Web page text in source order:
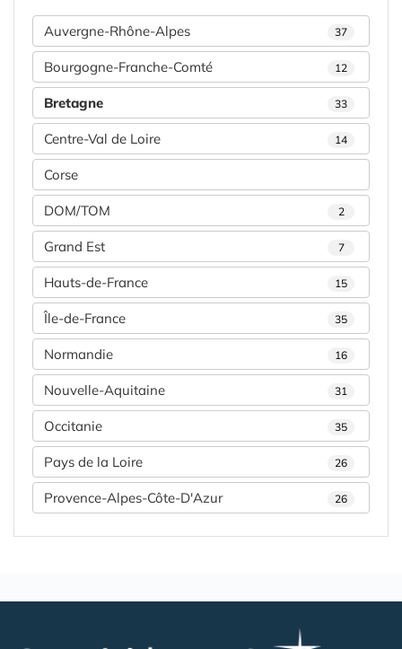
Auvergne-Rhône-Alpes 37
Bourgogne-Franche-Comté 12
Bretagne 33
Centre-Val de Loire 14
Corse
DOM/TOM 2
Grand Est 7
Hauts-de-France 15
Île-de-France 35
Normandie 16
Nouvelle-Aquitaine 31
Occitanie 35
Pays de la Loire 26
Provence-Alpes-Côte-D'Azur 26